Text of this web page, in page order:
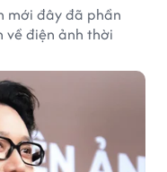
mới đây đã phần
về điện ảnh thời